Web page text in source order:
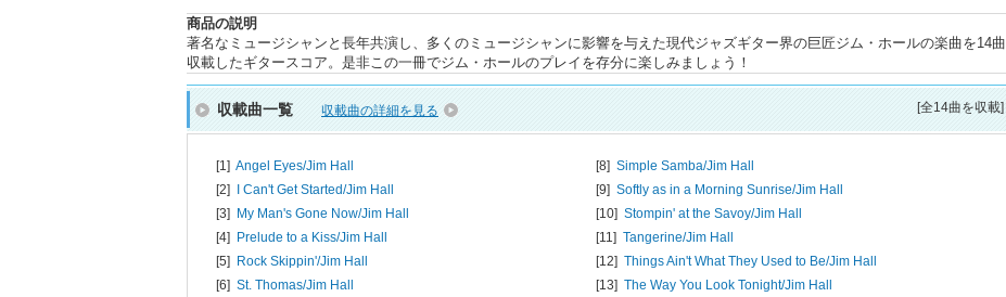
商品の説明
著名なミュージシャンと長年共演し、多くのミュージシャンに影響を与えた現代ジャズギター界の巨匠ジム・ホールの楽曲を14曲
収載したギタースコア。是非この一冊でジム・ホールのプレイを存分に楽しみましょう！
収載曲一覧 収載曲の詳細を見る [全14曲を収載]
[1] Angel Eyes/Jim Hall
[2] I Can't Get Started/Jim Hall
[3] My Man's Gone Now/Jim Hall
[4] Prelude to a Kiss/Jim Hall
[5] Rock Skippin'/Jim Hall
[6] St. Thomas/Jim Hall
[8] Simple Samba/Jim Hall
[9] Softly as in a Morning Sunrise/Jim Hall
[10] Stompin' at the Savoy/Jim Hall
[11] Tangerine/Jim Hall
[12] Things Ain't What They Used to Be/Jim Hall
[13] The Way You Look Tonight/Jim Hall